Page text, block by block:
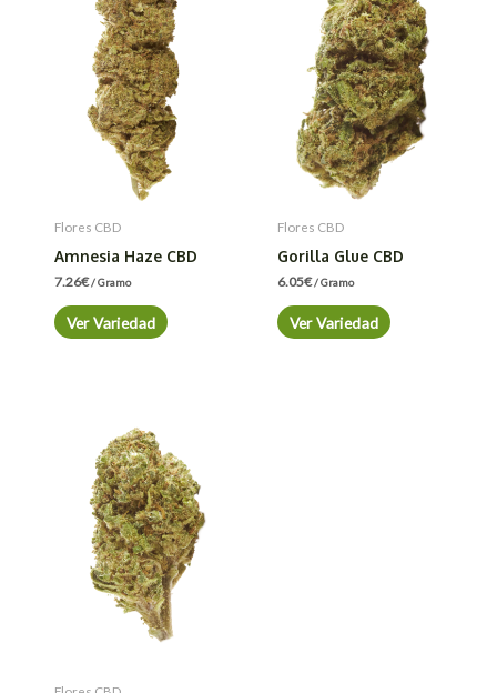
Flores CBD
Amnesia Haze CBD
7.26€/ Gramo
Ver Variedad
Flores CBD
Gorilla Glue CBD
6.05€/ Gramo
Ver Variedad